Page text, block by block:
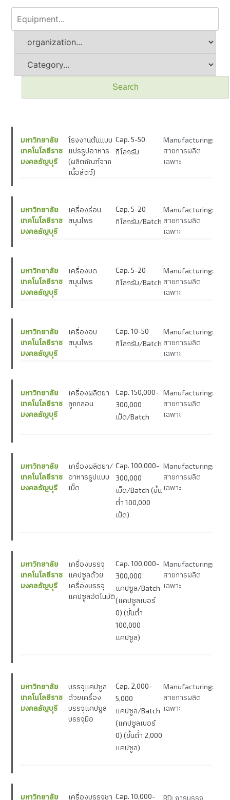
Search
มหาวิทยาลัย
เทคโนโลยีราช
มงคลธัญบุรี
โรงงานต้นแบบ
แปรรูปอาหาร
(ผลิตภัณฑ์จาก
เนื้อสัตว์)
Cap. 5-50
กิโลกรัม
Manufacturing:
สายการผลิต
เฉพาะ
มหาวิทยาลัย
เทคโนโลยีราช
มงคลธัญบุรี
เครื่องร่อน
สมุนไพร
Cap. 5-20
กิโลกรัม/Batch
Manufacturing:
สายการผลิต
เฉพาะ
มหาวิทยาลัย
เทคโนโลยีราช
มงคลธัญบุรี
เครื่องบด
สมุนไพร
Cap. 5-20
กิโลกรัม/Batch
Manufacturing:
สายการผลิต
เฉพาะ
มหาวิทยาลัย
เทคโนโลยีราช
มงคลธัญบุรี
เครื่องอบ
สมุนไพร
Cap. 10-50
กิโลกรัม/Batch
Manufacturing:
สายการผลิต
เฉพาะ
มหาวิทยาลัย
เทคโนโลยีราช
มงคลธัญบุรี
เครื่องผลิตยา
ลูกกลอน
Cap. 150,000-
300,000
เม็ด/Batch
Manufacturing:
สายการผลิต
เฉพาะ
มหาวิทยาลัย
เทคโนโลยีราช
มงคลธัญบุรี
เครื่องผลิตยา/
อาหารรูปแบบ
เม็ด
Cap. 100,000-
300,000
เม็ด/Batch (ขั้น
ต่ำ 100,000
เม็ด)
Manufacturing:
สายการผลิต
เฉพาะ
มหาวิทยาลัย
เทคโนโลยีราช
มงคลธัญบุรี
เครื่องบรรจุ
แคปซูลด้วย
เครื่องบรรจุ
แคปซูลอัตโนมัติ
Cap. 100,000-
300,000
แคปซูล/Batch
(แคปซูลเบอร์
0) (ขั้นต่ำ
100,000
แคปซูล)
Manufacturing:
สายการผลิต
เฉพาะ
มหาวิทยาลัย
เทคโนโลยีราช
มงคลธัญบุรี
บรรจุแคปซูล
ด้วยเครื่อง
บรรจุแคปซูล
บรรจุมือ
Cap. 2,000-
5,000
แคปซูล/Batch
(แคปซูลเบอร์
0) (ขั้นต่ำ 2,000
แคปซูล)
Manufacturing:
สายการผลิต
เฉพาะ
มหาวิทยาลัย เครื่องบรรจุชา Cap. 10,000- RD: การบรรจุ